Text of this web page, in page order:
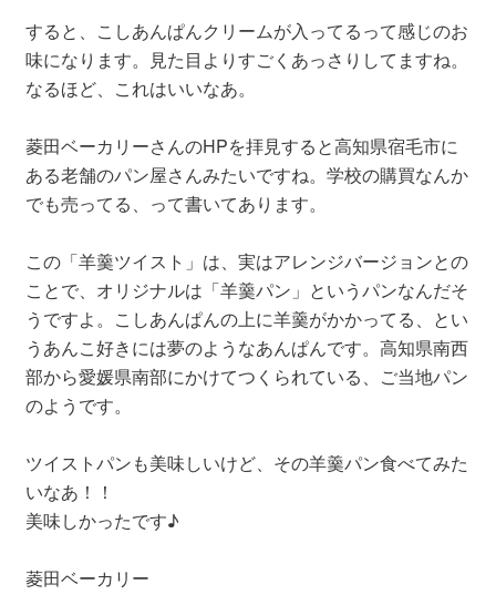
すると、こしあんぱんクリームが入ってるって感じのお
味になります。見た目よりすごくあっさりしてますね。
なるほど、これはいいなあ。
菱田ベーカリーさんのHPを拝見すると高知県宿毛市に
ある老舗のパン屋さんみたいですね。学校の購買なんか
でも売ってる、って書いてあります。
この「羊羹ツイスト」は、実はアレンジバージョンとの
ことで、オリジナルは「羊羹パン」というパンなんだそ
うですよ。こしあんぱんの上に羊羹がかかってる、とい
うあんこ好きには夢のようなあんぱんです。高知県南西
部から愛媛県南部にかけてつくられている、ご当地パン
のようです。
ツイストパンも美味しいけど、その羊羹パン食べてみた
いなあ！！
美味しかったです♪
菱田ベーカリー